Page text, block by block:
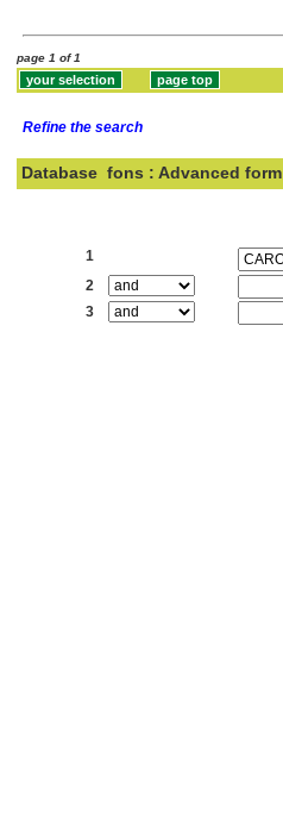
page 1 of 1
Refine the search
Database fons : Advanced form
1
2
3